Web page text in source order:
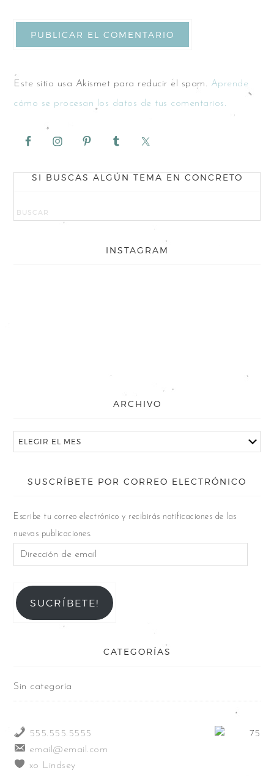
Este sitio usa Akismet para reducir el spam. Aprende
cómo se procesan los datos de tus comentarios.
SI BUSCAS ALGÚN TEMA EN CONCRETO
INSTAGRAM
ARCHIVO
SUSCRÍBETE POR CORREO ELECTRÓNICO
Escribe tu correo electrónico y recibirás notificaciones de las
nuevas publicaciones.
SUCRÍBETE!
CATEGORÍAS
Sin categoría
555.555.5555
email@email.com
xo Lindsey